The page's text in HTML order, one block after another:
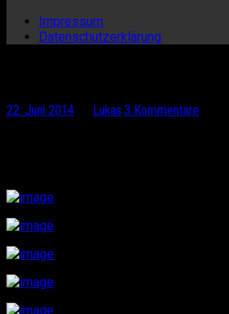
Impressum
Datenschutzerklärung
22. Juni 2014 Lukas 3 Kommentare